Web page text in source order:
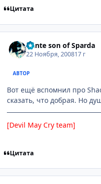
Цитата
Dante son of Sparda
22 Ноября, 200817 г
АВТОР
Вот ещё вспомнил про
сказать, что добрая. Но
[Devil May Cry team]
Цитата